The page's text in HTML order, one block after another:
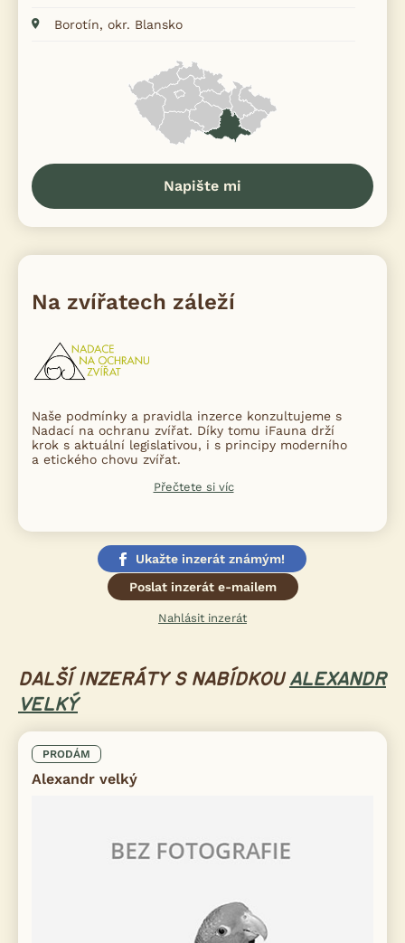
Borotín, okr. Blansko
Napište mi
Na zvířatech záleží
Naše podmínky a pravidla inzerce konzultujeme s
Nadací na ochranu zvířat. Díky tomu iFauna drží
krok s aktuální legislativou, i s principy moderního
a etického chovu zvířat.
Přečtete si víc
Ukažte inzerát známým!
Poslat inzerát e-mailem
Nahlásit inzerát
DALŠÍ INZERÁTY S NABÍDKOU ALEXANDR
VELKÝ
PRODÁM
Alexandr velký